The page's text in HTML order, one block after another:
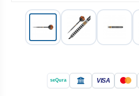
seQura VISA